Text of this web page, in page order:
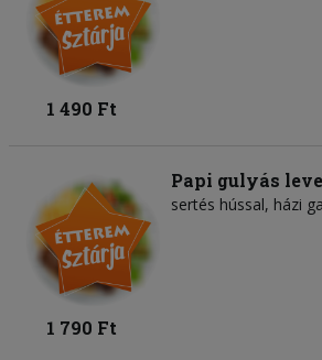
1 490 Ft
Papi gulyás
sertés hússal, házi
1 790 Ft